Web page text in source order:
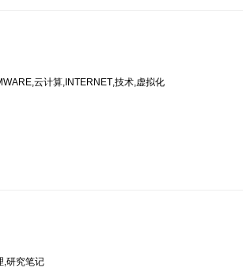
,云计算, INTERNET,技术,虚拟化
,研究笔记